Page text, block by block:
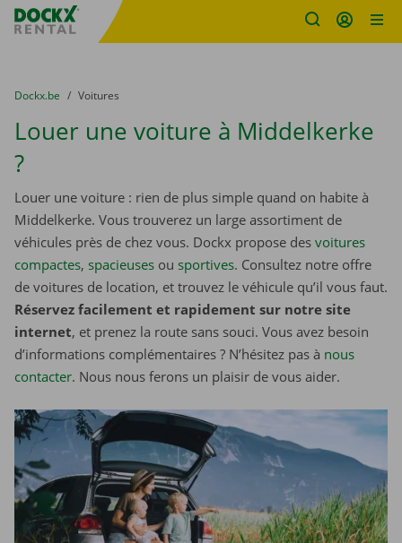
sitename
You are here:
du
Dockx.be to
Voitures
Louer une voiture à Middelkerke
?
Louer une voiture : rien de plus simple quand on habite à
Middelkerke. Vous trouverez un large assortiment de
véhicules près de chez vous. Dockx propose des voitures
compactes, spacieuses ou sportives. Consultez notre offre
de voitures de location, et trouvez le véhicule qu’il vous faut.
Réservez facilement et rapidement sur notre site
internet, et prenez la route sans souci. Vous avez besoin
d’informations complémentaires ? N’hésitez pas à nous
contacter. Nous nous ferons un plaisir de vous aider.